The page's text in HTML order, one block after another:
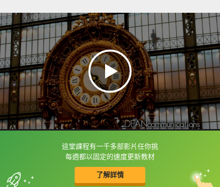
這堂課程有一千多部影片任你挑
每週都以固定的速度更新教材
了解詳情
框選或點兩下字幕可以直接查字典喔！